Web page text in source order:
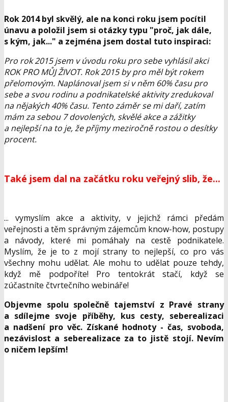
Rok 2014 byl skvělý, ale na konci roku jsem pocítil
únavu a položil jsem si otázky typu "proč, jak dále,
s kým, jak..." a zejména jsem dostal tuto inspiraci:
Pro rok 2015 jsem v úvodu roku pro sebe vyhlásil akci
ROK PRO MŮJ ŽIVOT. Rok 2015 by pro měl být rokem
přelomovým. Naplánoval jsem si v něm 60% času pro
sebe a svou rodinu a podnikatelské aktivity zredukoval
na nějakých 40% času. Tento záměr se mi daří, zatím
mám za sebou 7 dovolených, skvělé akce a zážitky
a nejlepší na to je, že příjmy meziročně rostou o desítky
procent.
Také jsem dal na začátku roku veřejný slib, že...
... vymyslím akce a aktivity, v jejichž rámci předám
veřejnosti a těm správným zájemcům know-how, postupy
a návody, které mi pomáhaly na cestě podnikatele.
Myslím, že je to z mojí strany to nejlepší, co pro vás
všechny mohu udělat. Ale mohu to udělat pouze tehdy,
když mě podpoříte! Pro tentokrát stačí, když se
zúčastníte čtvrtečního webináře!
Objevme spolu společně tajemství z Pravé strany
a sdílejme svoje příběhy, kus cesty, seberealizaci
a nadšení pro věc. Získané hodnoty - čas, svoboda,
nezávislost a seberealizace za to jistě stojí. Nevím
o ničem lepším!